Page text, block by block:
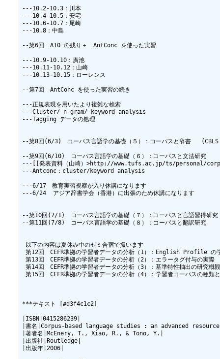
---10.2-10.3：川本
---10.4-10.5：安宅
---10.6-10.7：尾崎
---10.8：中島
--第6回　A10 の残り＋　AntConc を使った実習
---10.9-10.10：廣池
---10.11-10.12：山崎
---10.13-10.15：ローレンス
--第7回　AntConc を使った実習の続き
---正規表現を用いたより複雑な検索
---Cluster/ n-gram/ keyword analysis
---Tagging データの処理
--第8回(6/3)　コーパス言語学の基礎（５）：コーパスと辞書
--第9回(6/10)　コーパス言語学の基礎（６）：コーパスと文法研
---[[発表資料（山崎）>http://www.tufs.ac.jp/ts/personal/
---Antconc：cluster/keyword analysis
---6/17　教育実習視察が入り休講になります
---6/24  アジア辞書学会（香港）に出張のため休講になります
--第10回(7/1)　コーパス言語学の基礎（７）：コーパスと言語習得
--第11回(7/8)　コーパス言語学の基礎（８）：コーパスと翻訳研
以下の内容は夏休み中のゼミ合宿で扱います
第12回　CEFR準拠の学習者データの分析（1）：English Profile の
第13回　CEFR準拠の学習者データの分析（2）：エラータグ付与の実際
第14回　CEFR準拠の学習者データの分析（3）：基準特性抽出の研究概
第15回　CEFR準拠の学習者データの分析（4）：学習者コーパスの種類
***テキスト [#d3f4c1c2]
|ISBN|0415286239|
|書名|Corpus-based language studies : an advanced
|著者名|McEnery, T., Xiao, R., & Tono, Y.|
|出版社|Routledge|
|出版年|2006|